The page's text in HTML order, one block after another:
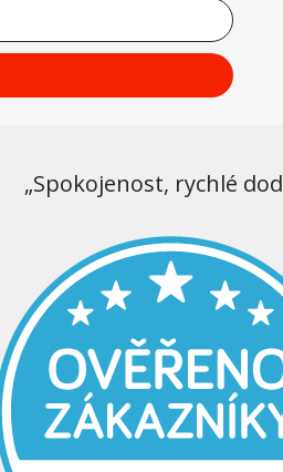
„Spokojenost, rychlé